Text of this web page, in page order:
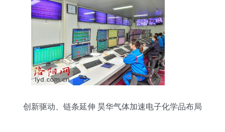
创新驱动、链条延伸 昊华气体加速电子化学品布局